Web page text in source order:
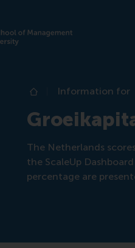
Home
Information for
The Netherlands
the ScaleUp
percentage are